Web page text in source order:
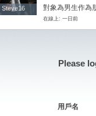
Steve16
Steve16
對象為男生作為
在線上: 一日前
Please
用戶名